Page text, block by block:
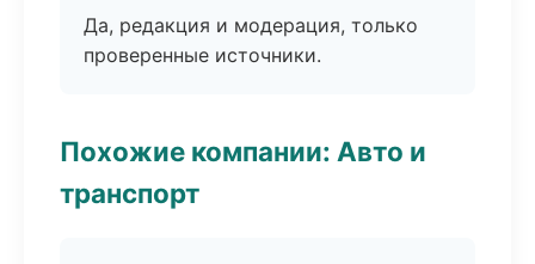
Да, редакция и модерация, только
проверенные источники.
Похожие компании: Авто и
транспорт